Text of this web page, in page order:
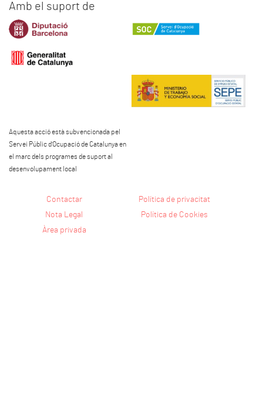
Amb el suport de
Aquesta acció està subvencionada pel
Servei Públic d'Ocupació de Catalunya en
el marc dels programes de suport al
desenvolupament local
Contactar
Política de privacitat
Nota Legal
Política de Cookies
Àrea privada